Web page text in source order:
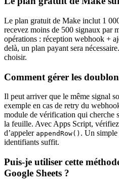
Le plan gratuit de Make inclut 1
recevez moins de 500 signaux par
opérations : réception webhook +
delà, un plan payant sera
choisir.
Comment gérer les
Il peut arriver que le même signal
exemple en cas de retry du
module de vérification qui cherche
la feuille. Avec Apps Script,
d’appeler appendRow() . Un simple
identifiants suffit.
Puis-je utiliser cette
Google Sheets ?